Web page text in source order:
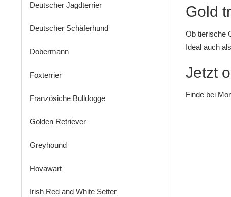
Gold
Ob tierische
Ideal auch
Jetzt
Finde bei
Deutscher Jagdterrier
Deutscher Schäferhund
Dobermann
Foxterrier
Französiche Bulldogge
Golden Retriever
Greyhound
Hovawart
Irish Red and White Setter